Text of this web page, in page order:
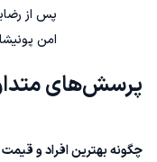
پس از
امن
پرسش‌های متداول استخدام ادیتور یوتیوب
چگونه بهترین افراد و قیمت